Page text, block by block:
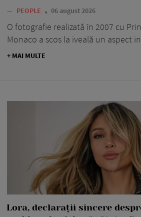
— PEOPLE 06 august 2026
O fotografie realizată în 2007 cu
Monaco a scos la iveală un aspect
+ MAI MULTE
Lora, declarații sincere